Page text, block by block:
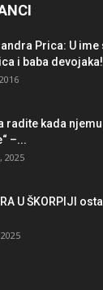
Prica: U
i baba devojaka!
radite kada
–...
2025
U ŠKORPIJI